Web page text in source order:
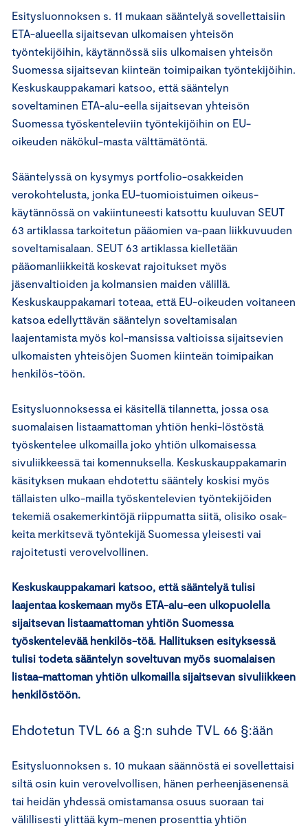
Esitysluonnoksen s. 11 mukaan sääntelyä sovellettaisiin
ETA-alueella sijaitsevan ulkomaisen yhteisön
työntekijöihin, käytännössä siis ulkomaisen yhteisön
Suomessa sijaitsevan kiinteän toimipaikan työntekijöihin.
Keskuskauppakamari katsoo, että sääntelyn
soveltaminen ETA-alu-eella sijaitsevan yhteisön
Suomessa työskenteleviin työntekijöihin on EU-
oikeuden näkökul-masta välttämätöntä.
Sääntelyssä on kysymys portfolio-osakkeiden
verokohtelusta, jonka EU-tuomioistuimen oikeus-
käytännössä on vakiintuneesti katsottu kuuluvan SEUT
63 artiklassa tarkoitetun pääomien va-paan liikkuvuuden
soveltamisalaan. SEUT 63 artiklassa kielletään
pääomanliikkeitä koskevat rajoitukset myös
jäsenvaltioiden ja kolmansien maiden välillä.
Keskuskauppakamari toteaa, että EU-oikeuden voitaneen
katsoa edellyttävän sääntelyn soveltamisalan
laajentamista myös kol-mansissa valtioissa sijaitsevien
ulkomaisten yhteisöjen Suomen kiinteän toimipaikan
henkilös-töön.
Esitysluonnoksessa ei käsitellä tilannetta, jossa osa
suomalaisen listaamattoman yhtiön henki-löstöstä
työskentelee ulkomailla joko yhtiön ulkomaisessa
sivuliikkeessä tai komennuksella. Keskuskauppakamarin
käsityksen mukaan ehdotettu sääntely koskisi myös
tällaisten ulko-mailla työskentelevien työntekijöiden
tekemiä osakemerkintöjä riippumatta siitä, olisiko osak-
keita merkitsevä työntekijä Suomessa yleisesti vai
rajoitetusti verovelvollinen.
Keskuskauppakamari katsoo, että sääntelyä tulisi
laajentaa koskemaan myös ETA-alu-een ulkopuolella
sijaitsevan listaamattoman yhtiön Suomessa
työskentelevää henkilös-töä. Hallituksen esityksessä
tulisi todeta sääntelyn soveltuvan myös suomalaisen
listaa-mattoman yhtiön ulkomailla sijaitsevan sivuliikkeen
henkilöstöön.
Ehdotetun TVL 66 a §:n suhde TVL 66 §:ään
Esitysluonnoksen s. 10 mukaan säännöstä ei sovellettaisi
siltä osin kuin verovelvollisen, hänen perheenjäsenensä
tai heidän yhdessä omistamansa osuus suoraan tai
välillisesti ylittää kym-menen prosenttia yhtiön